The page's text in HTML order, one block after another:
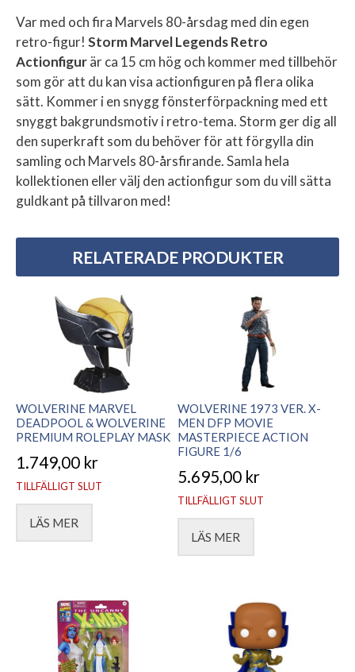
Var med och fira Marvels 80-årsdag med din egen
retro-figur! Storm Marvel Legends Retro
Actionfigurär ca 15 cm hög och kommer med tillbehör
som gör att du kan visa actionfiguren på flera olika
sätt. Kommer i en snygg fönsterförpackning med ett
snyggt bakgrundsmotiv i retro-tema. Storm ger dig all
den superkraft som du behöver för att förgylla din
samling och Marvels 80-årsfirande. Samla hela
kollektionen eller välj den actionfigur som du vill sätta
guldkant på tillvaron med!
RELATERADE PRODUKTER
WOLVERINE MARVEL
DEADPOOL & WOLVERINE
PREMIUM ROLEPLAY MASK
1.749,00 kr
TILLFÄLLIGT SLUT
LÄS MER
WOLVERINE 1973 VER. X-
MEN DFP MOVIE
MASTERPIECE ACTION
FIGURE 1/6
5.695,00 kr
TILLFÄLLIGT SLUT
LÄS MER